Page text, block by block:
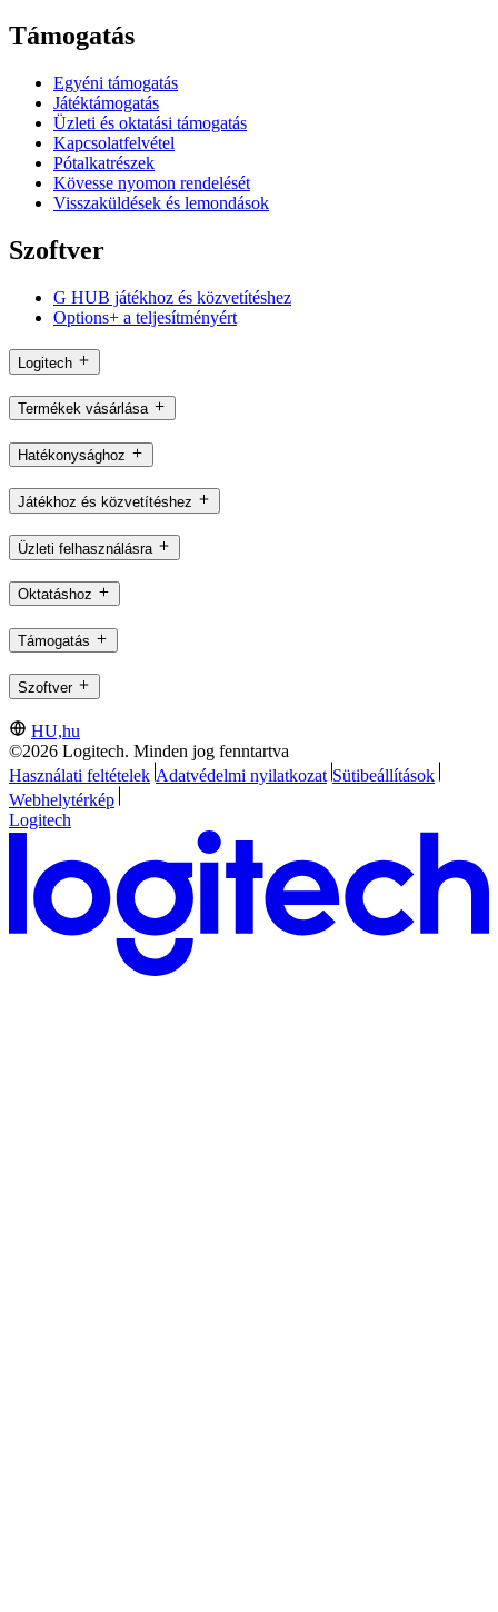
Támogatás
Egyéni támogatás
Játéktámogatás
Üzleti és oktatási támogatás
Kapcsolatfelvétel
Pótalkatrészek
Kövesse nyomon rendelését
Visszaküldések és lemondások
Szoftver
G HUB játékhoz és közvetítéshez
Options+ a teljesítményért
Logitech
Termékek vásárlása
Hatékonysághoz
Játékhoz és közvetítéshez
Üzleti felhasználásra
Oktatáshoz
Támogatás
Szoftver
HU,hu
©2026 Logitech. Minden jog fenntartva
Használati feltételek Adatvédelmi nyilatkozat Sütibeállítások
Webhelytérkép
Logitech